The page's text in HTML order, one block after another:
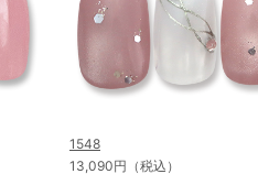
1548
13,090円（税込）